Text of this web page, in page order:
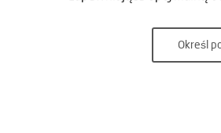
Określ